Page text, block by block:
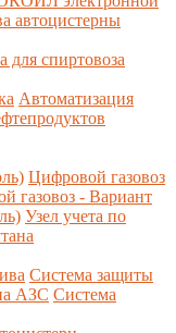
автоцистерны
для спиртовоза
Автоматизация
Цифровой газовоз
газовоз - Вариант
Узел учета по
Система защиты
АЗС Система